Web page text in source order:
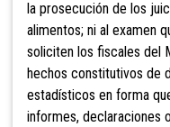
la prosecución de los
alimentos; ni al examen
soliciten los fiscales del
hechos constitutivos de
estadísticos en forma
informes, declaraciones